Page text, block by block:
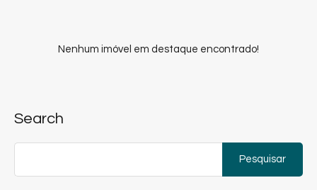
Nenhum imóvel em destaque encontrado!
Search